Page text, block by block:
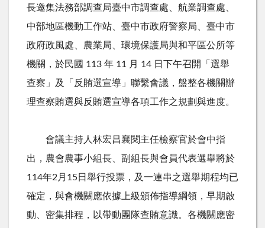
長邀集法務部調查局臺中市調查處、航業調查處、
中部地區機動工作站、臺中市政府警察局、臺中市
政府政風處、農業局、環境保護局與和平區公所等
機關，於民國 113 年 11 月 14 日下午召開「選舉
查察」及「反賄選宣導」聯繫會議，盤整各機關辦
理查察賄選與反賄選宣導各項工作之規劃與進度。
會議主持人林宏昌襄閱主任檢察官於會中指
出，農會農事小組長、副組長與會員代表選舉將於
114年2 月 15日舉行投票，及一連串之選舉期程均已
確定，與會機關應依據上級頒佈指導綱領，早期啟
動、密集排程，以帶動團隊查賄意識。各機關應密